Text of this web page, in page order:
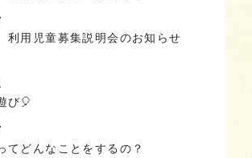
用児童募集説明会のお知らせ
び🎈
てどんなことをするの？